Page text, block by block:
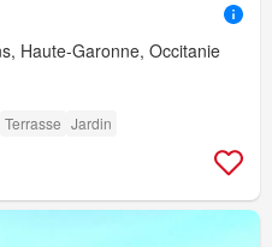
Haute-Garonne, Occitanie
Terrasse Jardin